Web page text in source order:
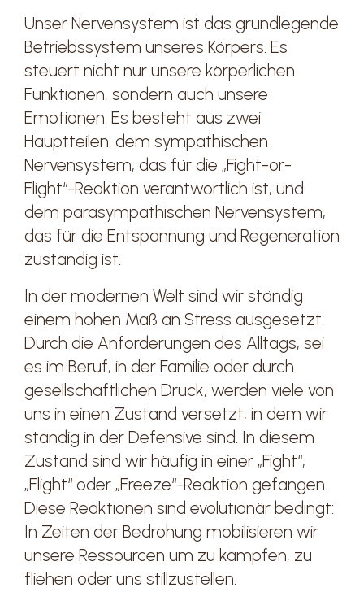
Unser Nervensystem ist das grundlegende
Betriebssystem unseres Körpers. Es
steuert nicht nur unsere körperlichen
Funktionen, sondern auch unsere
Emotionen. Es besteht aus zwei
Hauptteilen: dem sympathischen
Nervensystem, das für die „Fight-or-
Flight“-Reaktion verantwortlich ist, und
dem parasympathischen Nervensystem,
das für die Entspannung und Regeneration
zuständig ist.
In der modernen Welt sind wir ständig
einem hohen Maß an Stress ausgesetzt.
Durch die Anforderungen des Alltags, sei
es im Beruf, in der Familie oder durch
gesellschaftlichen Druck, werden viele von
uns in einen Zustand versetzt, in dem wir
ständig in der Defensive sind. In diesem
Zustand sind wir häufig in einer „Fight“,
„Flight“ oder „Freeze“-Reaktion gefangen.
Diese Reaktionen sind evolutionär bedingt:
In Zeiten der Bedrohung mobilisieren wir
unsere Ressourcen um zu kämpfen, zu
fliehen oder uns stillzustellen.